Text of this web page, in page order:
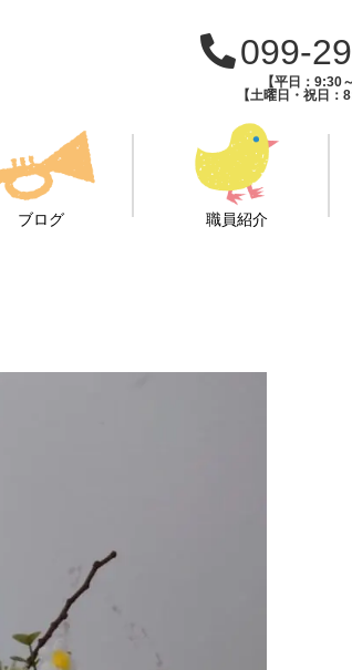
099-
【平日：9:30
【土曜日・祝日：
ブログ 職員紹介